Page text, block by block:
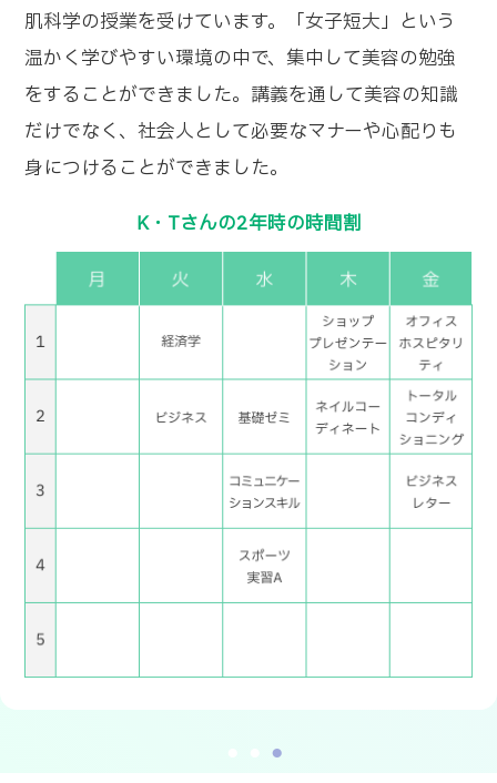
す。少人数の授業が多く、マナー・ホスピタリティ
の授業で接遇や電話対応の方法を直接チェックをし
て下さったことが、インターンシップや面接に役に
立ちました。社会人として必要な事を直接指導で学
ねたことが、今では自分の強みになっています。
S・Hさんの１年時の時間割